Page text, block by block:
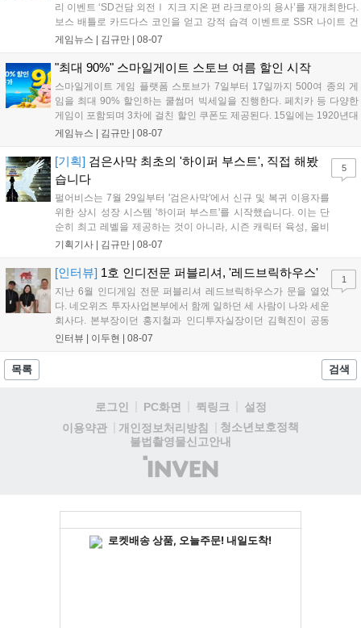
리 이벤트 ‘SD건담 외전Ⅰ 지크 지온 편 라크로아의 용사’를 재개최한다.
보스 배틀로 카드다스 코인을 얻고 강적 습격 이벤트로 SSR 나이트 건
담을 획득할 수 있다. 로그인 보너스로 최대 다이아 3,000개를 지급하며,
원 증정한다. 또한 9월 30일까지 공식 유튜브에서 특별 프로그램을 시청
게임뉴스 | 김규만 | 08-07
"최대 90%" 스마일게이트 스토브 여름 할인 시작
스마일게이트 게임 플랫폼 스토브가 7일부터 17일까지 500여 종의 게
임을 최대 90% 할인하는 쿨썸머 빅세일을 진행한다. 페치카 등 다양한
게임이 포함되며 3차에 걸친 할인 쿠폰도 제공된다. 15일에는 1920년대
경성 배경의 신작 그날의 신문이 출시되며, 15일부터 17일까지는 국내
은 공식 페이지에서 확인 가능하다....
게임뉴스 | 김규만 | 08-07
[기획] 검은사막 최초의 '하이퍼 부스트', 직접 해봤
습니다
펄어비스는 7월 29일부터 '검은사막'에서 신규 및 복귀 이용자를
위한 상시 성장 시스템 '하이퍼 부스트'를 시작했습니다. 이는 단
순히 최고 레벨을 제공하는 것이 아니라, 시즌 캐릭터 육성, 올비
아 아카데미 수료, 아침의 나라 설화 진행 등 4단계 과정을 통해
용자는 과제를 완수하며 동(V) 투발라 장비와 검은별 무기, 카라
기획기사 | 김규만 | 08-07
5
[인터뷰] 1호 인디전문 퍼블리셔, '레드브릭하우스'
지난 6월 인디게임 전문 퍼블리셔 레드브릭하우스가 문을 열었
다. 네오위즈 투자사업본부에서 함께 일하던 세 사람이 나와 세운
회사다. 본부장이던 홍지철과 인디투자실장이던 김혁진이 공동
대표를, 중국사업실장이던 이민정이 이사를 맡았다. 출범 한 달여
인터뷰 | 이두현 | 08-07
1
목록 검색
로그인 PC화면 퀵링크
설정
이용약관
개인정보처리방침
청소년보호정책
불법촬영물신고안내
(주)
인